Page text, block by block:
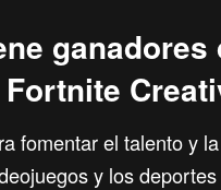
Fortnite
fomentar el talento y
y los